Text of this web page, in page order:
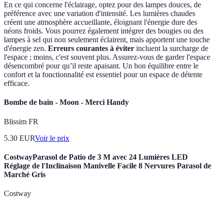
En ce qui concerne l'éclairage, optez pour des lampes douces, de
préférence avec une variation d'intensité. Les lumières chaudes
créent une atmosphère accueillante, éloignant l'énergie dure des
néons froids. Vous pourrez également intégrer des bougies ou des
lampes à sel qui non seulement éclairent, mais apportent une touche
d'énergie zen. Erreurs courantes à éviter incluent la surcharge de
l'espace ; moins, c'est souvent plus. Assurez-vous de garder l'espace
désencombré pour qu’il reste apaisant. Un bon équilibre entre le
confort et la fonctionnalité est essentiel pour un espace de détente
efficace.
Bombe de bain - Moon - Merci Handy
Blissim FR
5.30 EURVoir le prix
CostwayParasol de Patio de 3 M avec 24 Lumières LED
Réglage de l'Inclinaison Manivelle Facile 8 Nervures Parasol de
Marché Gris
Costway